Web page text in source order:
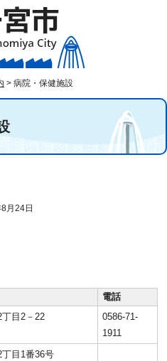
> 病院・保健施設
月24日
電話
目2－22
0586-71-
1911
目1番36号